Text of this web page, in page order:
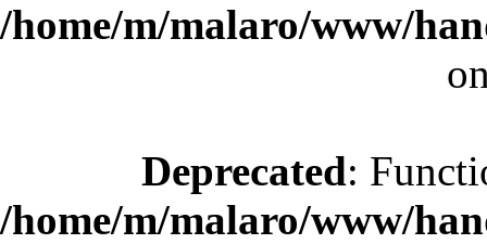
/home/m/malaro/www/
Deprecated:
/home/m/malaro/www/